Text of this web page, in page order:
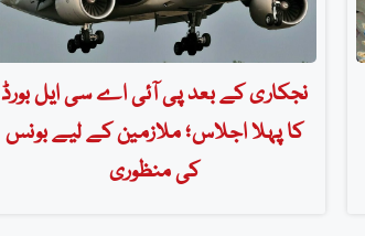
نجکاری کے بعد پی آئی اے سی ایل بورڈ
کا پہلا اجلاس؛ ملازمین کے لیے بونس
کی منظوری